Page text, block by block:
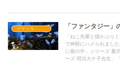
「ファンタジー
「ねこ先輩と猫かぶり
で神獣にハメられまし
に腹の中」シリーズ 蔓
ーズ 明治カナ子先生、